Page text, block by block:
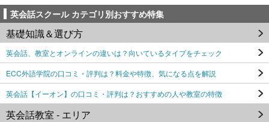
英会話スクール カテゴリ別おすすめ特集
基礎知識＆選び方
英会話、教室とオンラインの違いは？向いているタイプをチェック
ECC外語学院の口コミ・評判は？料金や特徴、気になる点を解説
英会話【イーオン】の口コミ・評判は？おすすめの人や教室の特徴
英会話教室 - エリア